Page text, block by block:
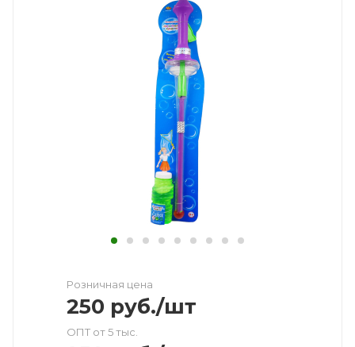
Розничная цена
250 руб./шт
ОПТ от 5 тыс.